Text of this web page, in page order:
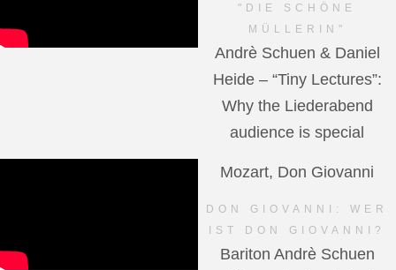
"DIE SCHÖNE
MÜLLERIN"
Andrè Schuen & Daniel
Heide – “Tiny Lectures”:
Why the Liederabend
audience is special
Mozart, Don Giovanni
DON GIOVANNI: WER
IST DON GIOVANNI?
Bariton Andrè Schuen